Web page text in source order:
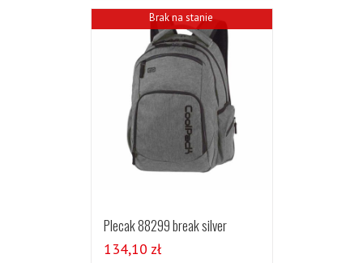
Brak na stanie
Plecak 88299 break silver
134,10 zł